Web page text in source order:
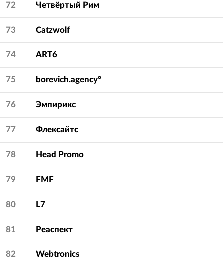
72 Четвёртый Рим
73 Catzwolf
74 ART6
75 borevich.agency°
76 Эмпирикс
77 Флексайтс
78 Head Promo
79 FMF
80 L7
81 Реаспект
82 Webtronics